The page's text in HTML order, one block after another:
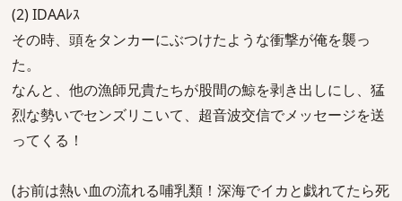
(2) IDAAﾚｽ
その時、頭をタンカーにぶつけたような衝撃が俺を襲っ
た。
なんと、他の漁師兄貴たちが股間の鯨を剥き出しにし、猛
烈な勢いでセンズリこいて、超音波交信でメッセージを送
ってくる！
(お前は熱い血の流れる哺乳類！深海でイカと戯れてたら死